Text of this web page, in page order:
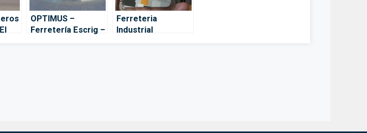
OPTIMUS –
Ferretería Escrig –
Ferreteria
Industrial